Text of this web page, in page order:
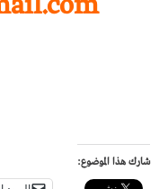
شارك هذا الموضوع: